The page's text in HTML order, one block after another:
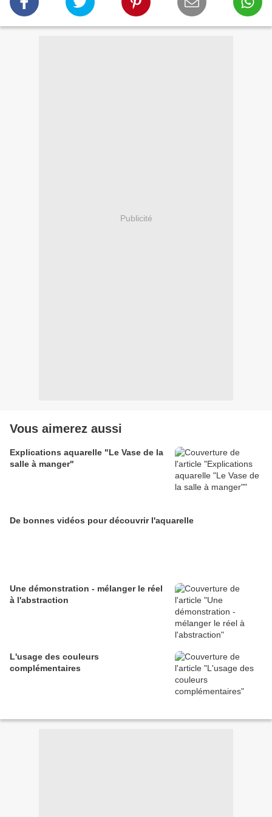
Publicité
Vous aimerez aussi
Explications aquarelle "Le Vase de la
salle à manger"
De bonnes vidéos pour découvrir l'aquarelle
Une démonstration - mélanger le réel
à l'abstraction
L'usage des couleurs
complémentaires